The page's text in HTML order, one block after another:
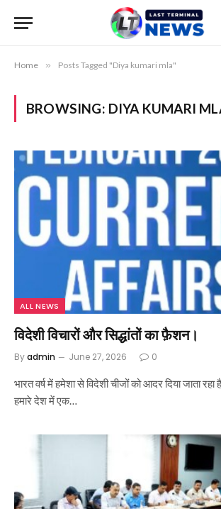
Home » Posts Tagged "Diya kumari mla"
BROWSING: DIYA KUMARI
ALL NEWS
विदेशी विचारों और सिद्धांतों का फ़ैशन।
Byadmin June 27, 2026 0
भारत वर्ष में हमेशा से विदेशी चीजों को आदर दिया जाता
हमारे देश में एक…